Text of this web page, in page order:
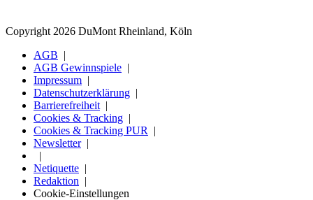
Copyright 2026 DuMont Rheinland, Köln
AGB
AGB Gewinnspiele
Impressum
Datenschutzerklärung
Barrierefreiheit
Cookies & Tracking
Cookies & Tracking PUR
Newsletter
Netiquette
Redaktion
Cookie-Einstellungen